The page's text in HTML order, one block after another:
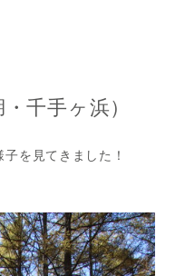
千手ヶ浜）
を見てきました！